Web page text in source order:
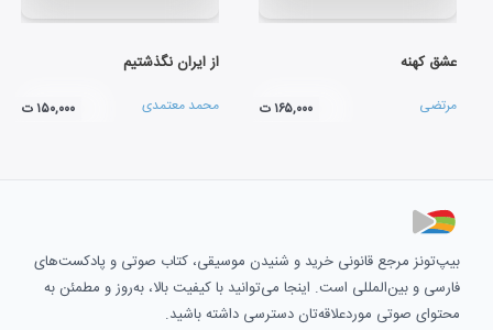
عشق کهنه
مرتضی ۱۶۵,۰۰۰ ت
از ایران نگذشتیم
محمد معتمدی ۱۵۰,۰۰۰ ت
بیپ‌تونز مرجع قانونی خرید و شنیدن موسیقی، کتاب صوتی و پادکست‌های
فارسی و بین‌المللی است. اینجا می‌توانید با کیفیت بالا، به‌روز و مطمئن به
محتوای صوتی موردعلاقه‌تان دسترسی داشته باشید.